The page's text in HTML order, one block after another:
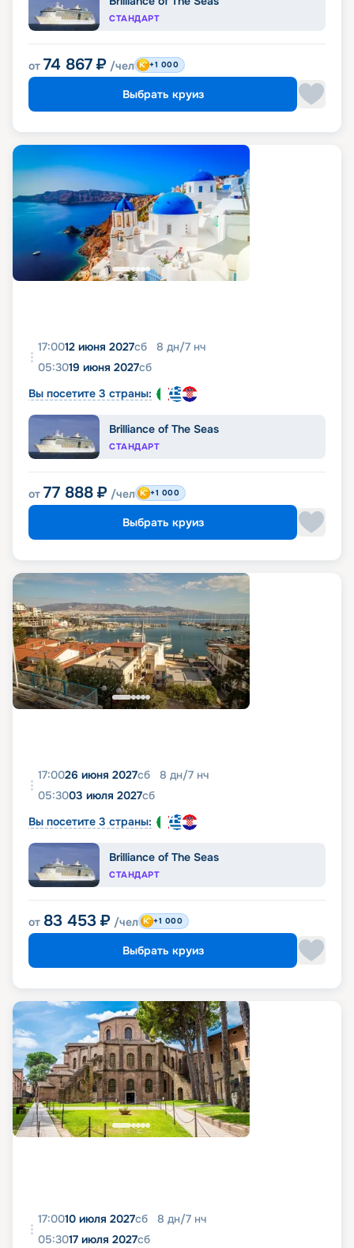
СТАНДАРТ
от 74 867 ₽ /чел +1 000
Выбрать круиз
17:0012 июня 2027сб 8 дн/7 нч
05:3019 июня 2027сб
Вы посетите 3 страны:
Brilliance of The Seas
СТАНДАРТ
от 77 888 ₽ /чел +1 000
Выбрать круиз
17:0026 июня 2027сб 8 дн/7 нч
05:3003 июля 2027сб
Вы посетите 3 страны:
Brilliance of The Seas
СТАНДАРТ
от 83 453 ₽ /чел +1 000
Выбрать круиз
17:0010 июля 2027сб 8 дн/7 нч
05:3017 июля 2027сб